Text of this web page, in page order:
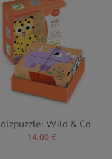
Wild & Co
14,00€